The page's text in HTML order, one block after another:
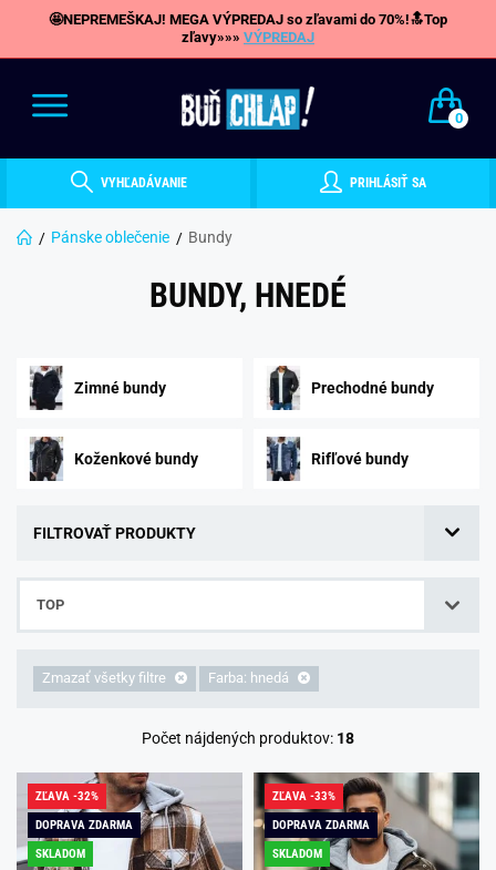
🤩NEPREMEŠKAJ! MEGA VÝPREDAJ so zľavami do 70%!🔝Top
zľavy»»» VÝPREDAJ
0
VYHĽADÁVANIE PRIHLÁSIŤ SA
Pánske oblečenie Bundy
BUNDY, HNEDÉ
Zimné bundy Prechodné bundy
Koženkové bundy Rifľové bundy
FILTROVAŤ PRODUKTY
TOP
Zmazať všetky filtre Farba: hnedá
Počet nájdených produktov: 18
ZĽAVA -32%
DOPRAVA ZDARMA
SKLADOM
ZĽAVA -33%
DOPRAVA ZDARMA
SKLADOM